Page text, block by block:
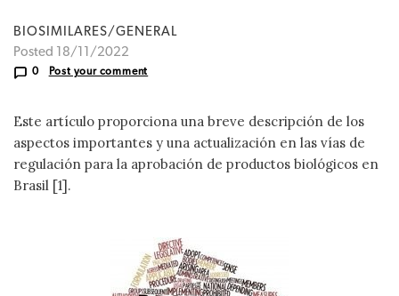
BIOSIMILARES/GENERAL
Posted 18/11/2022
0 Post your comment
Este artículo proporciona una breve descripción de los
aspectos importantes y una actualización en las vías de
regulación para la aprobación de productos biológicos en
Brasil [1].